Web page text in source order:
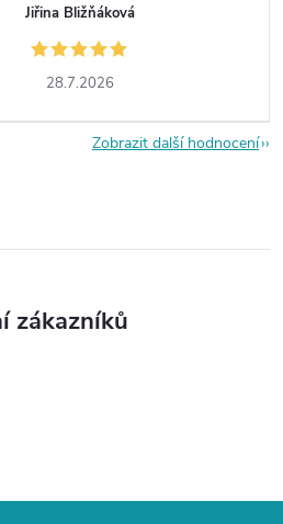
Jiřina Bližňáková
28.7.2026
Zobrazit další hodnocení
zákazníků